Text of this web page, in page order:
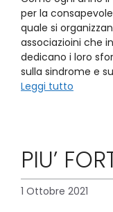
per la
quale si
associazioini che
dedicano i loro
sulla sindrome e
Leggi tutto
PIU’
1 Ottobre 2021